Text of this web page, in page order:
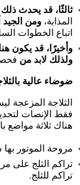
ثالثًا، قد يحدث ذلك
المذابة، ومن
اتباع الخطوات
وأخيرًا، قد يكون
ولذلك لابد من
ضوضاء عالية
الثلاجة المزعجة
فقط الإنصات
هناك ثلاثة مواضع
مروحة الموتور
تراكم الثلج على
تراكم للثلج.